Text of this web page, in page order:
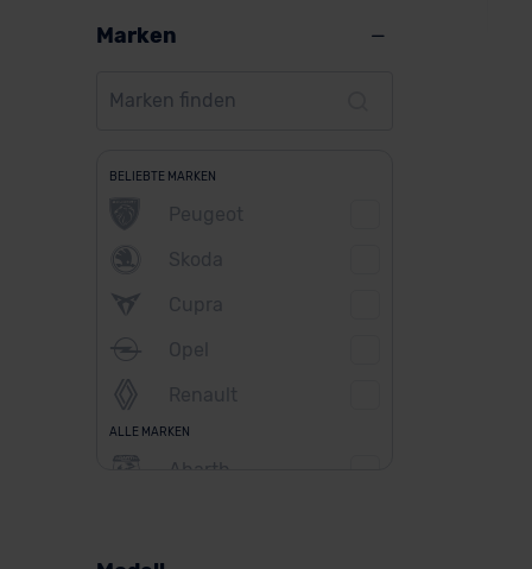
Marken
BELIEBTE MARKEN
Peugeot
Skoda
Cupra
Opel
Renault
ALLE MARKEN
Abarth